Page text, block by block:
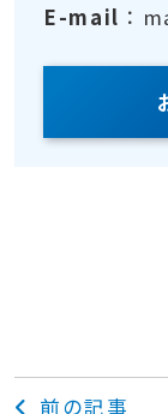
E-mail ：
前の記事